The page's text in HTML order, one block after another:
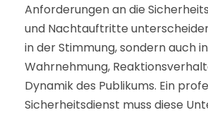
Anforderungen an die
und Nachtauftritte
in der Stimmung, sondern auch in
Wahrnehmung,
Dynamik des Publikums. Ein
Sicherheitsdienst muss diese